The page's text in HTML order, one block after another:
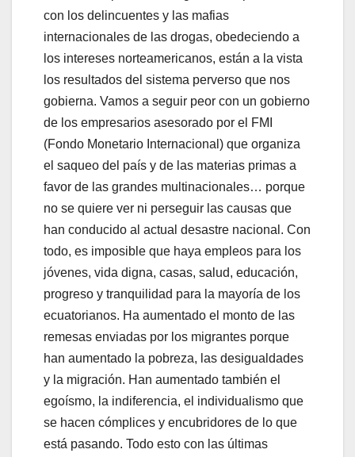
con los delincuentes y las mafias
internacionales de las drogas, obedeciendo a
los intereses norteamericanos, están a la vista
los resultados del sistema perverso que nos
gobierna. Vamos a seguir peor con un gobierno
de los empresarios asesorado por el FMI
(Fondo Monetario Internacional) que organiza
el saqueo del país y de las materias primas a
favor de las grandes multinacionales… porque
no se quiere ver ni perseguir las causas que
han conducido al actual desastre nacional. Con
todo, es imposible que haya empleos para los
jóvenes, vida digna, casas, salud, educación,
progreso y tranquilidad para la mayoría de los
ecuatorianos. Ha aumentado el monto de las
remesas enviadas por los migrantes porque
han aumentado la pobreza, las desigualdades
y la migración. Han aumentado también el
egoísmo, la indiferencia, el individualismo que
se hacen cómplices y encubridores de lo que
está pasando. Todo esto con las últimas